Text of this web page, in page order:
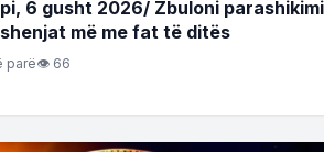
6 gusht 2026/ Zbuloni
më me fat të ditës
parë👁 66